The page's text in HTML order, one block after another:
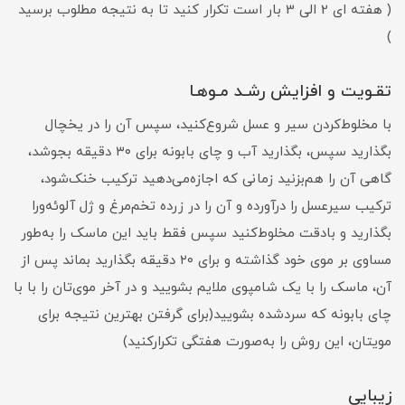
( هفته ای 2 الی 3 بار است تکرار کنید تا به نتیجه مطلوب برسید
)
تقـویت و افزایش رشـد مـوهـا
با مخلوط‌کردن سیر و عسل شروع‌کنید، سپس آن را در یخچال
بگذارید سپس، بگذارید آب و چای بابونه برای ۳۰ دقیقه بجوشد،
گاهی آن را هم‌بزنید زمانی که اجازه‌می‌دهید ترکیب خنک‌شود،
ترکیب سیرعسل را درآورده و آن را در زرده تخم‌مرغ و ژل آلوئه‌ورا
بگذارید و بادقت مخلوط‌کنید سپس فقط باید این ماسک را به‌طور
مساوی بر موی خود گذاشته و برای ۲۰ دقیقه بگذارید بماند پس از
آن، ماسک را با یک شامپوی ملایم بشویید و در آخر موی‌تان را با با
چای بابونه‌ که سردشده بشویید(برای گرفتن بهترین نتیجه برای
مویتان، این روش را به‌صورت هفتگی تکرارکنید)
زیبایی